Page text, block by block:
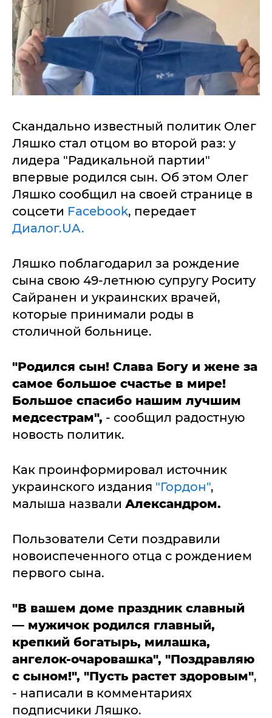
Скандально известный политик Олег
Ляшко стал отцом во второй раз: у
лидера "Радикальной партии"
впервые родился сын. Об этом Олег
Ляшко сообщил на своей странице в
соцсети Facebook, передает
Диалог.UA.
Ляшко поблагодарил за рождение
сына свою 49-летнюю супругу Роситу
Сайранен и украинских врачей,
которые принимали роды в
столичной больнице.
"Родился сын! Слава Богу и жене за
самое большое счастье в мире!
Большое спасибо нашим лучшим
медсестрам", - сообщил радостную
новость политик.
Как проинформировал источник
украинского издания "Гордон",
малыша назвали Александром.
Пользователи Сети поздравили
новоиспеченного отца с рождением
первого сына.
"В вашем доме праздник славный
— мужичок родился главный,
крепкий богатырь, милашка,
ангелок-очаровашка", "Поздравляю
с сыном!", "Пусть растет здоровым",
- написали в комментариях
подписчики Ляшко.